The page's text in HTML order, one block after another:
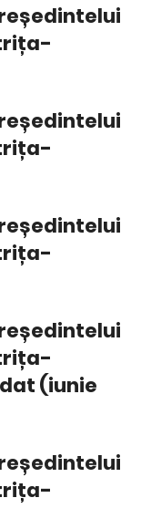
(iunie